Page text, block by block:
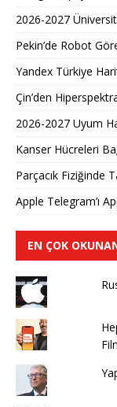
2026-2027
Pekin’de Robot
Yandex Türkiye
Çin’den
2026-2027 Uyum
Kanser Hücreleri
Parçacık Fiziğinde
Apple Telegram’ı
EN ÇOK